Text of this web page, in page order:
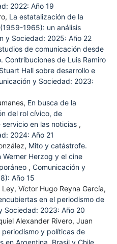
2022: Año 19
La estatalización de la
1965): un análisis
y Sociedad: 2025: Año 22
de comunicación desde
Contribuciones de Luis Ramiro
Hall sobre desarrollo e
y Sociedad: 2023:
En busca de la
del rol cívico, de
en las noticias ,
2024: Año 21
Mito y catástrofe.
Werner Herzog y el cine
, Comunicación y
Año 15
Víctor Hugo Reyna García,
en el periodismo de
Sociedad: 2023: Año 20
Alexander Rivero, Juan
periodismo y políticas de
en Argentina, Brasil y Chile ,